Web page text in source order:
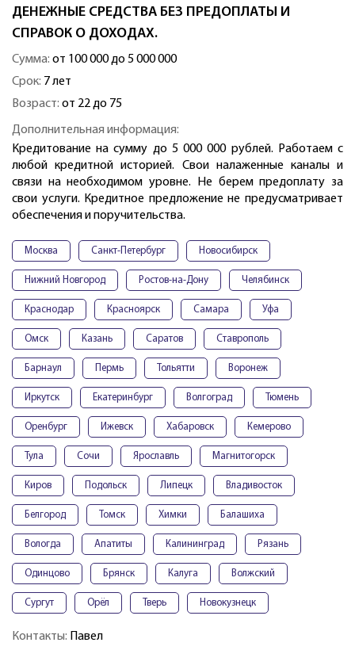
ДЕНЕЖНЫЕ СРЕДСТВА БЕЗ ПРЕДОПЛАТЫ И
СПРАВОК О ДОХОДАХ.
Сумма: от 100 000 до 5 000 000
Срок: 7 лет
Возраст: от 22 до 75
Дополнительная информация:
Кредитование на сумму до 5 000 000 рублей. Работаем с
любой кредитной историей. Свои налаженные каналы и
связи на необходимом уровне. Не берем предоплату за
свои услуги. Кредитное предложение не предусматривает
обеспечения и поручительства.
Москва Санкт-Петербург Новосибирск
Нижний Новгород Ростов-на-Дону Челябинск
Краснодар Красноярск Самара Уфа
Омск Казань Саратов Ставрополь
Барнаул Пермь Тольятти Воронеж
Иркутск Екатеринбург Волгоград Тюмень
Оренбург Ижевск Хабаровск Кемерово
Тула Сочи Ярославль Магнитогорск
Киров Подольск Липецк Владивосток
Белгород Томск Химки Балашиха
Вологда Апатиты Калининград Рязань
Одинцово Брянск Калуга Волжский
Сургут Орёл Тверь Новокузнецк
Контакты: Павел